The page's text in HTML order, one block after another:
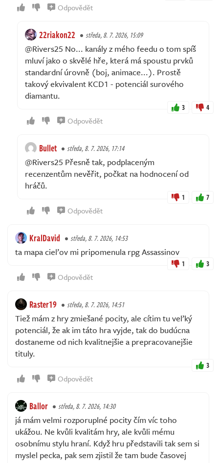
Odpovědět
22riakon22 středa, 8. 7. 2026, 15:09
@Rivers25 No... kanály z mého feedu o tom spíš
mluví jako o skvělé hře, která má spoustu prvků
standardní úrovně (boj, animace...). Prostě
takový ekvivalent KCD1 - potenciál surového
diamantu.
3 4
Odpovědět
Bullet středa, 8. 7. 2026, 17:14
@Rivers25 Přesně tak, podplaceným
recenzentům nevěřit, počkat na hodnocení od
hráčů.
1 7
Odpovědět
KralDavid středa, 8. 7. 2026, 14:53
ta mapa cieľov mi pripomenula rpg Assassinov
1 3
Odpovědět
Raster19 středa, 8. 7. 2026, 14:51
Tiež mám z hry zmiešané pocity, ale cítim tu veľký
potenciál, že ak im táto hra vyjde, tak do budúcna
dostaneme od nich kvalitnejšie a prepracovanejšie
tituly.
3
Odpovědět
Ballor středa, 8. 7. 2026, 14:30
já mám velmi rozporuplné pocity čím víc toho
ukážou. Ne kvůli kvalitám hry, ale kvůli mému
osobnímu stylu hraní. Když hru představili tak sem si
myslel pecka, pak sem zjistil že tam bude časovej